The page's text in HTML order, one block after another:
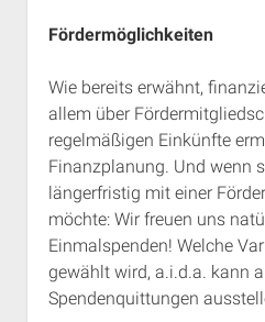
Fördermöglichkeiten
Wie bereits erwähnt,
allem über
regelmäßigen Einkünfte
Finanzplanung. Und wenn
längerfristig mit einer
möchte: Wir freuen uns
Einmalspenden! Welche
gewählt wird, a.i.d.a. kann
Spendenquittungen